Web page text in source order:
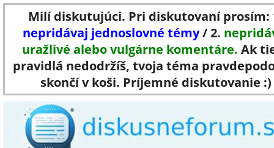
Milí diskutujúci. Pri diskutovaní prosím:
nepridávaj jednoslovné témy/ 2.
uražlivé alebo vulgárne komentáre. Ak
pravidlá nedodržíš, tvoja téma
skončí v koši. Príjemné diskutovanie :)